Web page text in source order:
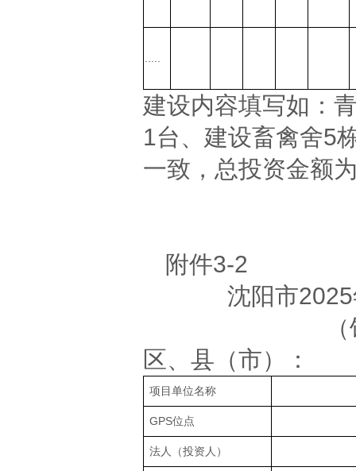
建设内容填写如：
1台、建设畜禽舍5
一致，总投资金额
附件3-2
沈阳市
区、县（市）：
项目单位名称
GPS位点
法人（投资人）